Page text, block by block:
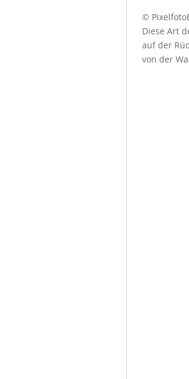
©
Diese Art
auf der
von der